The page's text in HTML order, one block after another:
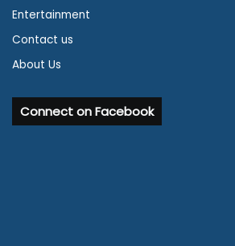
Entertainment
Contact us
About Us
Connect on Facebook